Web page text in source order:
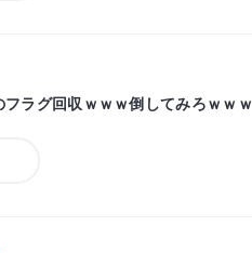
フラグ回収ｗｗｗ倒してみろｗｗｗ